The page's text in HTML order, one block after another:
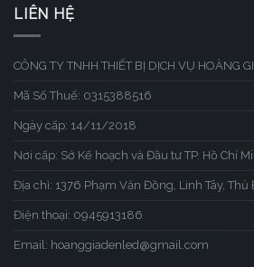
LIÊN HỆ
CÔNG TY TNHH THIẾT BỊ DỊCH VỤ HOÀNG
Mã Số Thuế: 0315388516
Ngày cấp: 14/11/2018
Nơi cấp: Sở Kế hoạch và Đầu tư TP. Hồ Chí
Địa chỉ: 1376 Phạm Văn Đồng, Linh Tây, Thủ
Điện thoại: 0945913186
Email: hoanggiadenled@gmail.com